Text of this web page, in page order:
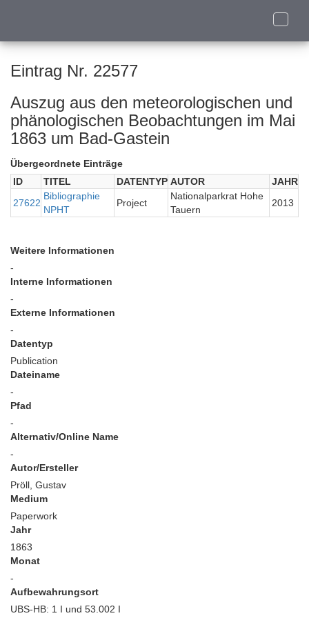
Toggle
Eintrag Nr. 22577
Auszug aus den meteorologischen und
phänologischen Beobachtungen im Mai
1863 um Bad-Gastein
Übergeordnete Einträge
ID
TITEL DATENTYP AUTOR
JAHR
27622
Bibliographie
NPHT
Project
Nationalparkrat Hohe
Tauern
2013
Weitere Informationen
-
Interne Informationen
-
Externe Informationen
-
Datentyp
Publication
Dateiname
-
Pfad
-
Alternativ/Online Name
-
Autor/Ersteller
Pröll, Gustav
Medium
Paperwork
Jahr
1863
Monat
-
Aufbewahrungsort
UBS-HB: 1 I und 53.002 I